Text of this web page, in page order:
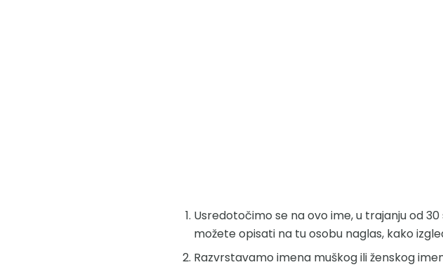
Usredotočimo se na ovo ime, u trajanju od
možete opisati na tu osobu naglas, kako
Razvrstavamo imena muškog ili ženskog